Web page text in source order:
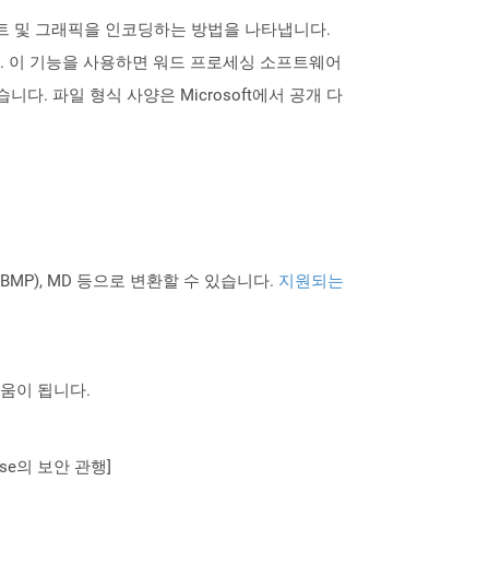
및 그래픽을 인코딩하는 방법을 나타냅니다.
기능을 사용하면 워드 프로세싱 소프트웨어
니다. 파일 형식 사양은 Microsoft에서 공개 다
MD 등으로 변환할 수 있습니다. 지원되는
이 됩니다.
의 보안 관행]